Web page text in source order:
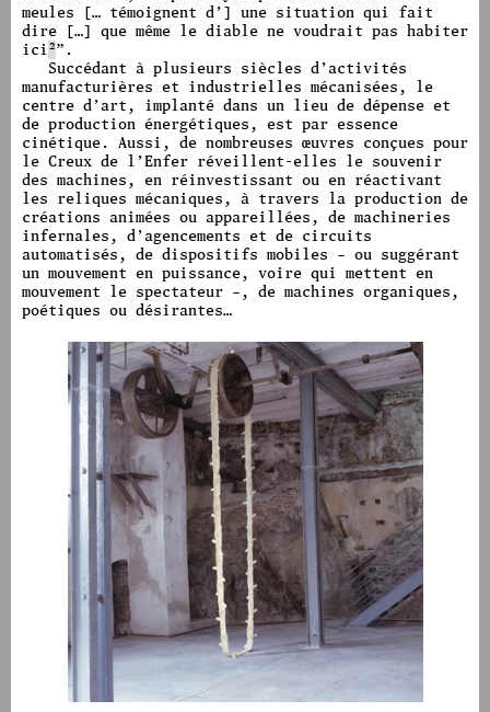
meules [… témoignent d’] une situation qui fait
dire […] que même le diable ne voudrait pas habiter
ici 2” .
Succédant à plusieurs siècles d’activités
manufacturières et industrielles mécanisées, le
centre d’art, implanté dans un lieu de dépense et
de production énergétiques, est par essence
cinétique. Aussi, de nombreuses œuvres conçues pour
le Creux de l’Enfer réveillent-elles le souvenir
des machines, en réinvestissant ou en réactivant
les reliques mécaniques, à travers la production de
créations animées ou appareillées, de machineries
infernales, d’agencements et de circuits
automatisés, de dispositifs mobiles – ou suggérant
un mouvement en puissance, voire qui mettent en
mouvement le spectateur –, de machines organiques,
poétiques ou désirantes…